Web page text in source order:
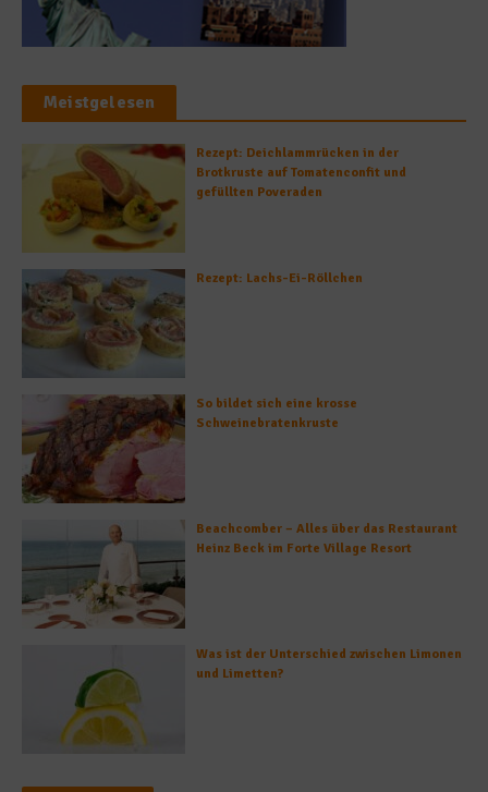
Meistgelesen
Rezept: Deichlammrücken in der
Brotkruste auf Tomatenconfit und
gefüllten Poveraden
Rezept: Lachs-Ei-Röllchen
So bildet sich eine krosse
Schweinebratenkruste
Beachcomber – Alles über das Restaurant
Heinz Beck im Forte Village Resort
Was ist der Unterschied zwischen Limonen
und Limetten?